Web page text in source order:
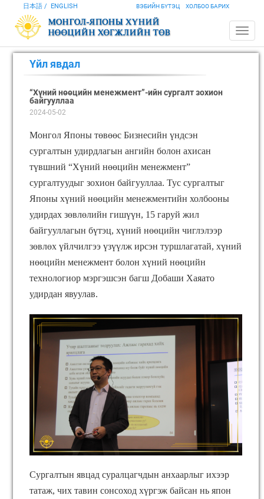
ВЭБИЙН БҮТЭЦ ХОЛБОО БАРИХ
日本語 ENGLISH
Үйл явдал
“Хүний нөөцийн менежмент”-ийн сургалт зохион
байгууллаа
2024-05-02
Монгол Японы төвөөс Бизнесийн үндсэн
сургалтын удирдлагын ангийн болон ахисан
түвшний “Хүний нөөцийн менежмент”
сургалтуудыг зохион байгууллаа. Тус сургалтыг
Японы хүний нөөцийн менежментийн холбооны
удирдах зөвлөлийн гишүүн, 15 гаруй жил
байгууллагын бүтэц, хүний нөөцийн чиглэлээр
зөвлөх үйлчилгээ үзүүлж ирсэн туршлагатай, хүний
нөөцийн менежмент болон хүний нөөцийн
технологиор мэргэшсэн багш Добаши Хаяато
удирдан явуулав.
Сургалтын явцад суралцагчдын анхаарлыг ихээр
татаж, чих тавин сонсоход хүргэж байсан нь япон